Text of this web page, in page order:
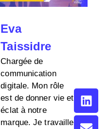
Eva
Taissidre
Chargée de
communication
digitale. Mon rôle
est de donner vie et
éclat à notre
marque. Je travaille